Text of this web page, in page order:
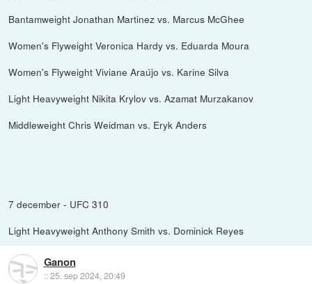
Bantamweight Jonathan Martinez vs. Marcus McGhee
Women's Flyweight Veronica Hardy vs. Eduarda Moura
Women's Flyweight Viviane Araújo vs. Karine Silva
Light Heavyweight Nikita Krylov vs. Azamat Murzakanov
Middleweight Chris Weidman vs. Eryk Anders
7 december - UFC 310
Light Heavyweight Anthony Smith vs. Dominick Reyes
Ganon
::25. sep 2024, 20:49